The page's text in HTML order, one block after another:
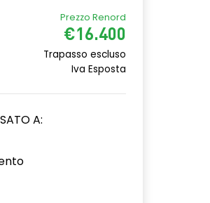
Prezzo Renord
€16.400
Trapasso escluso
Iva Esposta
A: